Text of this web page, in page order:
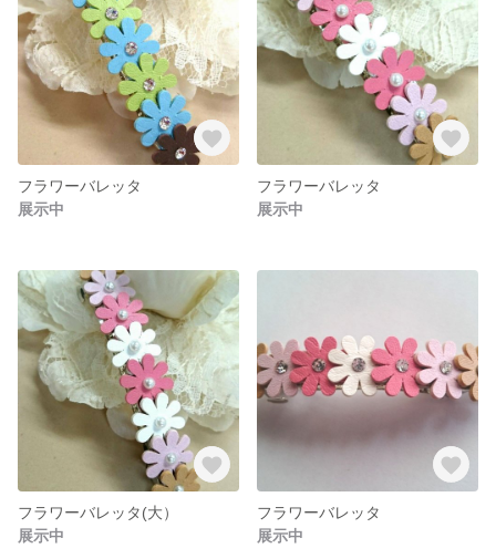
フラワーバレッタ
展示中
フラワーバレッタ
展示中
フラワーバレッタ(大）
展示中
フラワーバレッタ
展示中